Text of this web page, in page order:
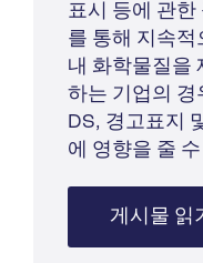
표시 등에 관한
를 통해 지속
내 화학물질을
하는 기업의 경
DS, 경고표지
에 영향을 줄
게시물 읽